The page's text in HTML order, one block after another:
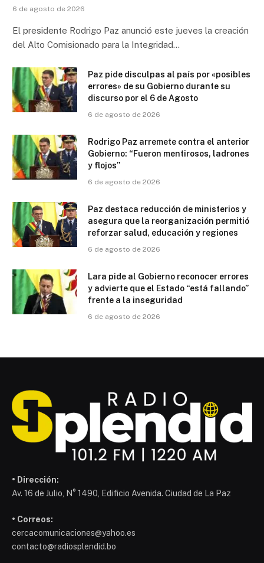
6 de agosto de 2026
El presidente Rodrigo Paz anunció este jueves la creación
del Alto Comisionado para la Integridad…
Paz pide disculpas al país por «posibles
errores» de su Gobierno durante su
discurso por el 6 de Agosto
6 de agosto de 2026
Rodrigo Paz arremete contra el anterior
Gobierno: “Fueron mentirosos, ladrones
y flojos”
6 de agosto de 2026
Paz destaca reducción de ministerios y
asegura que la reorganización permitió
reforzar salud, educación y regiones
6 de agosto de 2026
Lara pide al Gobierno reconocer errores
y advierte que el Estado “está fallando”
frente a la inseguridad
6 de agosto de 2026
• Dirección:
Av. 16 de Julio, N° 1490, Edificio Avenida. Ciudad de La Paz
• Correos:
cercacomunicaciones@yahoo.es
contacto@radiosplendid.bo